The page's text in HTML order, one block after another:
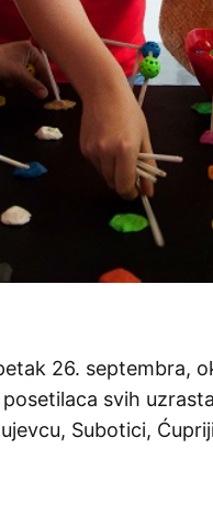
26. septembra,
svih
Subotici,